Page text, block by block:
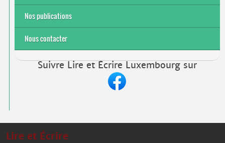
Nos publications
Nous contacter
Suivre Lire et Écrire Luxembourg sur
Lire et Écrire